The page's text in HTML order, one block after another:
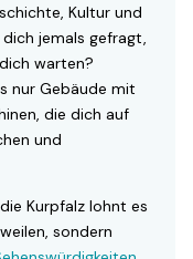
Kultur und
jemals gefragt,
warten?
nur Gebäude mit
die dich auf
und
Kurpfalz lohnt es
sondern